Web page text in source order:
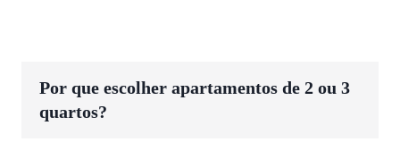
Por que escolher apartamentos de 2 ou 3
quartos?